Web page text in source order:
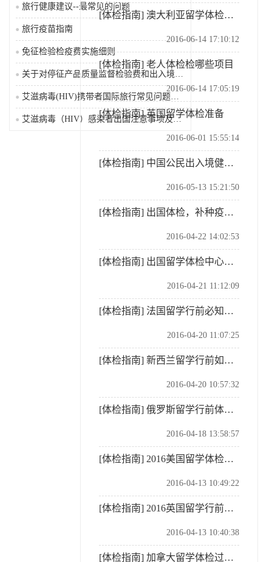
旅行健康建议--最常见的问题
旅行疫苗指南
免征检验检疫费实施细则
艾滋病毒（HIV）感染者出国注意事项及限制
[体检指南] 澳大利亚留学体检问题全知道
2016-06-14 17:10:12
[体检指南] 老人体检检哪些项目
2016-06-14 17:05:19
[体检指南] 英国留学体检准备
2016-06-01 15:55:14
[体检指南] 中国公民出入境健康体检
2016-05-13 15:21:50
[体检指南] 出国体检，补种疫苗不能少！
2016-04-22 14:02:53
[体检指南] 出国留学体检中心在哪
2016-04-21 11:12:09
[体检指南] 法国留学行前必知体检项目
2016-04-20 11:07:25
[体检指南] 新西兰留学行前如何准备体检
2016-04-20 10:57:32
[体检指南] 俄罗斯留学行前体检须知
2016-04-18 13:58:57
[体检指南] 2016美国留学体检过程解析
2016-04-13 10:49:22
[体检指南] 2016英国留学行前体检规定
2016-04-13 10:40:38
[体检指南] 加拿大留学体检过程介绍